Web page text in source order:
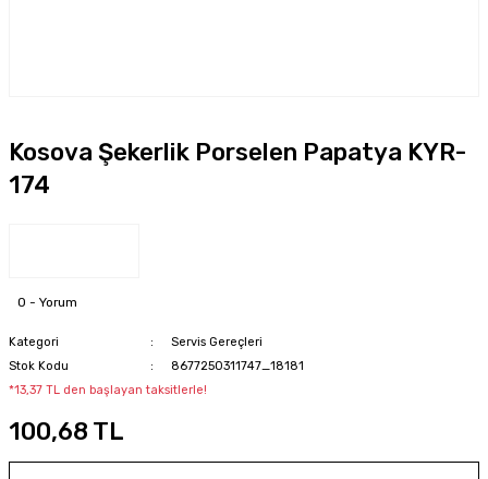
Kosova Şekerlik Porselen Papatya KYR-
174
0 - Yorum
Kategori
Servis Gereçleri
Stok Kodu
8677250311747_18181
*13,37 TL den başlayan taksitlerle!
100,68 TL